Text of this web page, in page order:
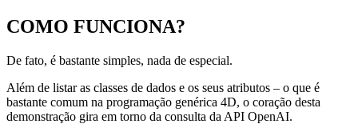
COMO FUNCIONA?
De fato, é bastante simples, nada de especial.
Além de listar as classes de dados e os seus atributos – o que é
bastante comum na programação genérica 4D, o coração desta
demonstração gira em torno da consulta da API OpenAI.